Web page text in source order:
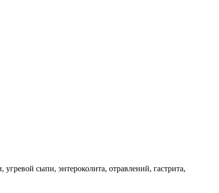
сыпи, энтероколита, отравлений, гастрита,